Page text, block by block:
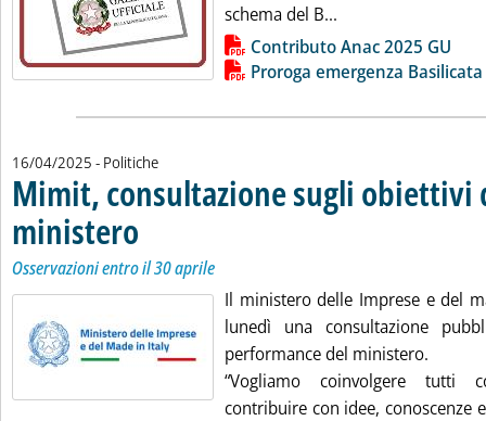
schema del B...
Lista allegati PDF alla notiziaContributo Anac 2025 GU
Proroga emergenza Basilicata
16/04/2025 - Politiche
Mimit, consultazione sugli obiettivi
ministero . Sottotitolo: Osservazioni entro il 30 aprile
. Pubblicata mercoledì 16 aprile 2025 alle 13.19.
Osservazioni entro il 30 aprile
Il ministero delle Imprese e del
lunedì una consultazione
performance del ministero.
“Vogliamo coinvolgere tutti
contribuire con idee, conoscenze